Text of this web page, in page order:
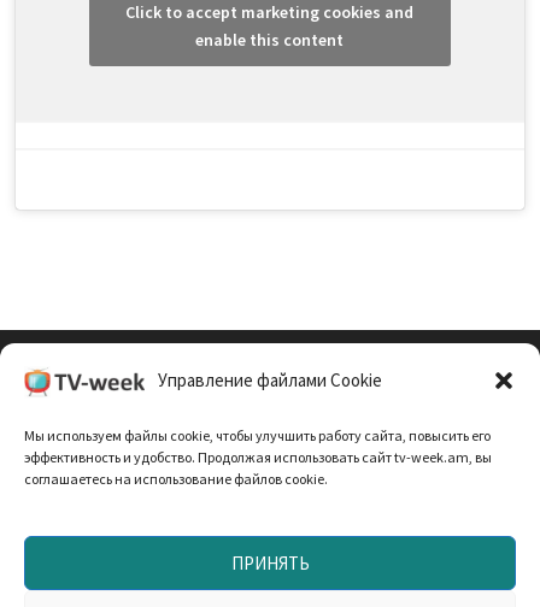
Управление файлами Cookie
Мы используем файлы cookie, чтобы улучшить работу сайта, повысить его
эффективность и удобство. Продолжая использовать сайт tv-week.am, вы
соглашаетесь на использование файлов cookie.
ПРИНЯТЬ
Click to accept marketing cookies and
enable this content
Политика Конфиденциальности
Запрещено использование материалов TV-неделя без